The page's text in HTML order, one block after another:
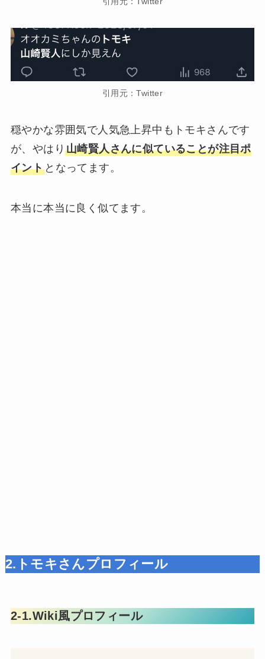
引用元：Twitter
穏やかな雰囲気で人気急上昇中もトモキさんです
が、やはり 山崎賢人さんに似ていることが注目ポ
イント となってます。
本当に本当に良く似てます。
2.トモキさんプロフィール
2-1.Wiki風プロフィール